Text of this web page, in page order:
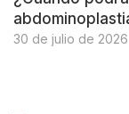
30 de julio de 2026